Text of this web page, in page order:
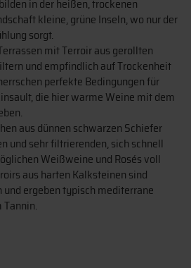
in der heißen, trockenen
kleine, grüne Inseln, wo nur der
sorgt.
mit Terroir aus gerollten
und empfindlich auf Trockenheit
perfekte Bedingungen für
die hier warme Weine mit dem
aus dünnen schwarzen Schiefer
und sehr filtrierenden, sich schnell
Weißweine und Rosés voll
aus harten Kalksteinen sind
ergeben typisch mediterrane